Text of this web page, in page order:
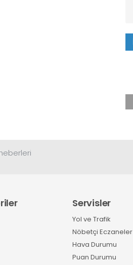
Servisler
Yol ve Trafik
Nöbetçi Eczaneler
Hava Durumu
Puan Durumu